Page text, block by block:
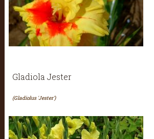
Gladiola Jester
(Gladiolus 'Jester')